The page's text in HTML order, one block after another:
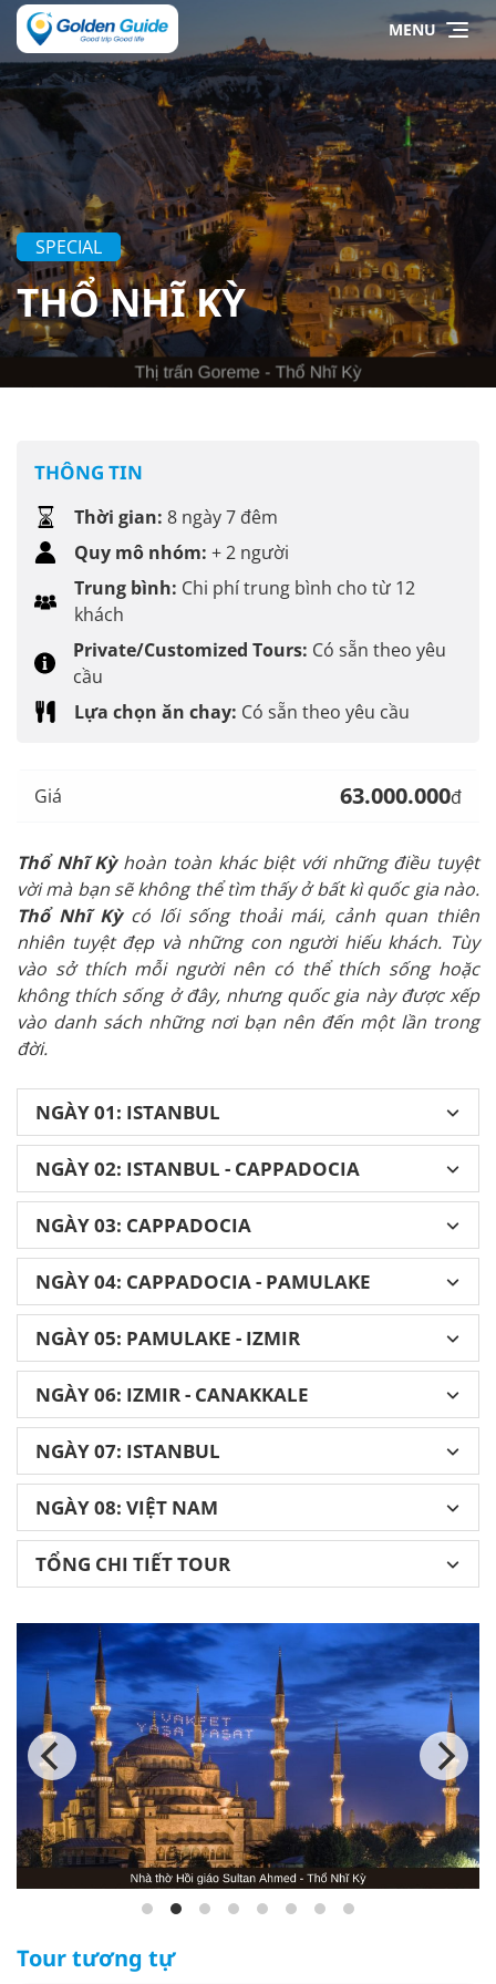
MENU
SPECIAL
THỔ NHĨ KỲ
THÔNG TIN
Thời gian: 8 ngày 7 đêm
Quy mô nhóm: + 2 người
Trung bình: Chi phí trung bình cho từ 12
khách
Private/Customized Tours: Có sẵn theo yêu
cầu
Lựa chọn ăn chay: Có sẵn theo yêu cầu
Giá 63.000.000đ
Thổ Nhĩ Kỳhoàn toàn khác biệt với những điều tuyệt
vời mà bạn sẽ không thể tìm thấy ở bất kì quốc gia nào.
Thổ Nhĩ Kỳcó lối sống thoải mái, cảnh quan thiên
nhiên tuyệt đẹp và những con người hiếu khách. Tùy
vào sở thích mỗi người nên có thể thích sống hoặc
không thích sống ở đây, nhưng quốc gia này được xếp
vào danh sách những nơi bạn nên đến một lần trong
đời.
NGÀY 01: ISTANBUL
NGÀY 02: ISTANBUL - CAPPADOCIA
NGÀY 03: CAPPADOCIA
NGÀY 04: CAPPADOCIA - PAMULAKE
NGÀY 05: PAMULAKE - IZMIR
NGÀY 06: IZMIR - CANAKKALE
NGÀY 07: ISTANBUL
NGÀY 08: VIỆT NAM
TỔNG CHI TIẾT TOUR
Tour tương tự